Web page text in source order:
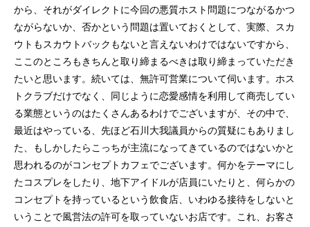
から、それがダイレクトに今回の悪質ホスト問題につながるかつ
ながらないか、否かという問題は置いておくとして、実際、スカ
ウトもスカウトバックもないと言えないわけではないですから、
ここのところもきちんと取り締まるべきは取り締まっていただき
たいと思います。続いては、無許可営業について伺います。ホス
トクラブだけでなく、同じように恋愛感情を利用して商売してい
る業態というのはたくさんあるわけでございますが、その中で、
最近はやっている、先ほど石川大我議員からの質疑にもありまし
た、もしかしたらこっちが主流になってきているのではないかと
思われるのがコンセプトカフェでございます。何かをテーマにし
たコスプレをしたり、地下アイドルが店員にいたりと、何らかの
コンセプトを持っているという飲食店、いわゆる接待をしないと
いうことで風営法の許可を取っていないお店です。これ、お客さ